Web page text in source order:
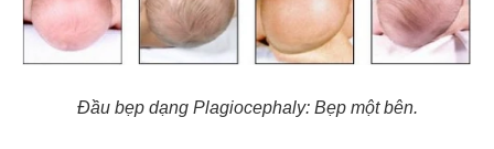
Đầu bẹp dạng Plagiocephaly: Bẹp một bên.